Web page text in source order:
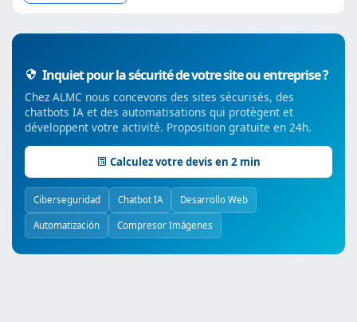
Inquiet pour la sécurité de votre site ou entreprise ?
Chez ALMC nous concevons des sites sécurisés, des
chatbots IA et des automatisations qui protègent et
développent votre activité. Proposition gratuite en 24h.
Calculez votre devis en 2 min
Ciberseguridad Chatbot IA Desarrollo Web
Automatización Compresor Imágenes